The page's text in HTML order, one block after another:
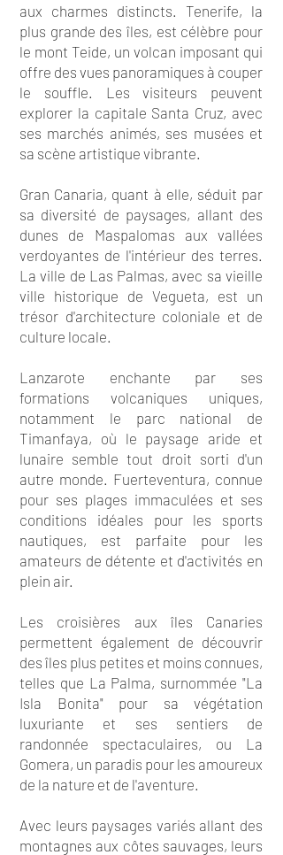
aux charmes distincts. Tenerife, la
plus grande des îles, est célèbre pour
le mont Teide, un volcan imposant qui
offre des vues panoramiques à couper
le souffle. Les visiteurs peuvent
explorer la capitale Santa Cruz, avec
ses marchés animés, ses musées et
sa scène artistique vibrante.
Gran Canaria, quant à elle, séduit par
sa diversité de paysages, allant des
dunes de Maspalomas aux vallées
verdoyantes de l'intérieur des terres.
La ville de Las Palmas, avec sa vieille
ville historique de Vegueta, est un
trésor d'architecture coloniale et de
culture locale.
Lanzarote enchante par ses
formations volcaniques uniques,
notamment le parc national de
Timanfaya, où le paysage aride et
lunaire semble tout droit sorti d'un
autre monde. Fuerteventura, connue
pour ses plages immaculées et ses
conditions idéales pour les sports
nautiques, est parfaite pour les
amateurs de détente et d'activités en
plein air.
Les croisières aux îles Canaries
permettent également de découvrir
des îles plus petites et moins connues,
telles que La Palma, surnommée "La
Isla Bonita" pour sa végétation
luxuriante et ses sentiers de
randonnée spectaculaires, ou La
Gomera, un paradis pour les amoureux
de la nature et de l'aventure.
Avec leurs paysages variés allant des
montagnes aux côtes sauvages, leurs